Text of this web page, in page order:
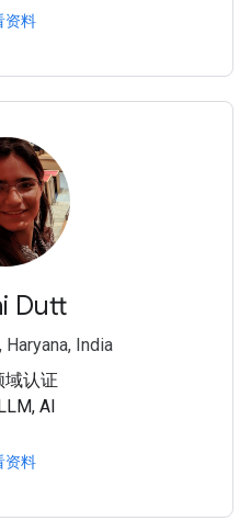
资料
Dutt
Haryana, India
域认证
AI
资料